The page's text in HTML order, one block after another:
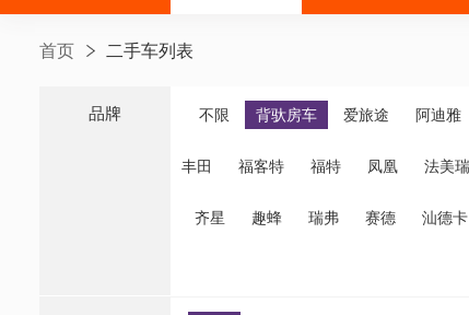
首页 二手车列表
品牌 不限 背驮房车 爱旅途 阿迪雅
丰田 福客特 福特 凤凰 法美瑞
齐星 趣蜂 瑞弗 赛德 汕德卡
品牌